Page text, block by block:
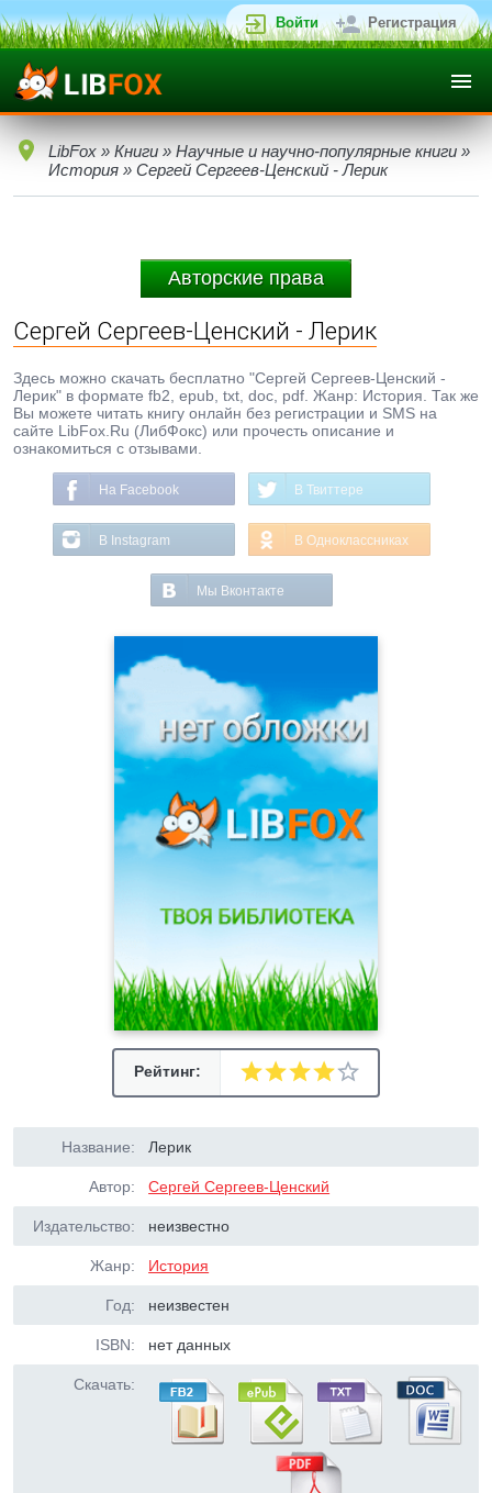
Войти Регистрация
LibFox » Книги » Научные и научно-популярные книги »
История » Сергей Сергеев-Ценский - Лерик
Авторские права
Сергей Сергеев-Ценский - Лерик
Здесь можно скачать бесплатно "Сергей Сергеев-Ценский -
Лерик" в формате fb2, epub, txt, doc, pdf. Жанр: История. Так же
Вы можете читать книгу онлайн без регистрации и SMS на
сайте LibFox.Ru (ЛибФокс) или прочесть описание и
ознакомиться с отзывами.
На Facebook В Твиттере
В Instagram В Одноклассниках
Мы Вконтакте
Рейтинг:
Название: Лерик
Автор: Сергей Сергеев-Ценский
Издательство: неизвестно
Жанр: История
Год: неизвестен
ISBN: нет данных
Скачать: